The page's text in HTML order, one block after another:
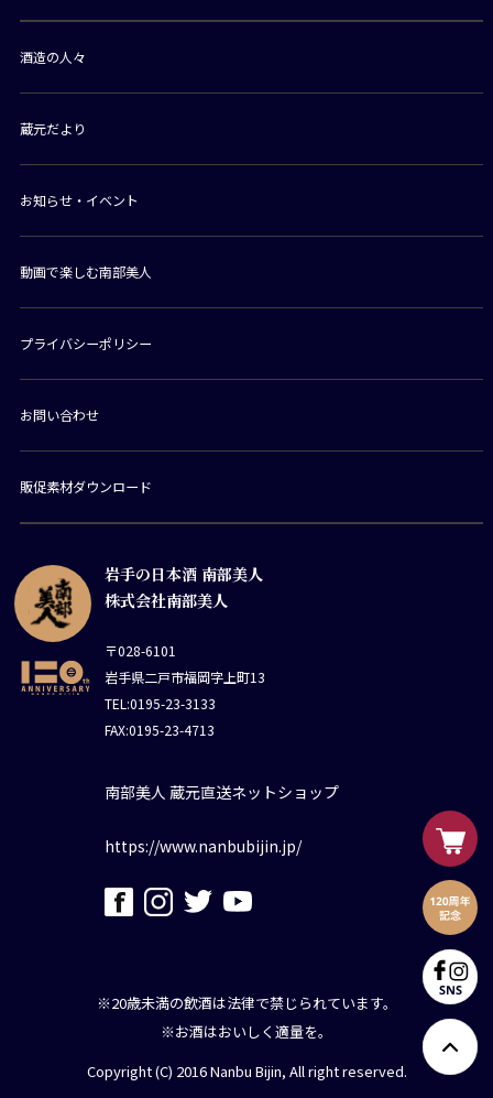
岩手の日本酒 南部美人
株式会社南部美人
〒028-6101
岩手県二戸市福岡字上町13
TEL:0195-23-3133
FAX:0195-23-4713
南部美人 蔵元直送ネットショップ
https://www.nanbubijin.jp/
酒造の人々
蔵元だより
お知らせ・イベント
動画で楽しむ南部美人
プライバシーポリシー
お問い合わせ
販促素材ダウンロード
※20歳未満の飲酒は法律で禁じられています。
※お酒はおいしく適量を。
Copyright (C) 2016 Nanbu Bijin, All right reserved.